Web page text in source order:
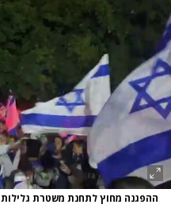
ההפגנה מחוץ לתחנת משטרת גלילות